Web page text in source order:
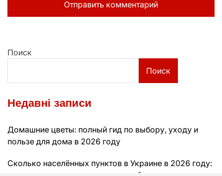
Поиск
Поиск
Недавні записи
Домашние цветы: полный гид по выбору, уходу и
пользе для дома в 2026 году
Сколько населённых пунктов в Украине в 2026 году: